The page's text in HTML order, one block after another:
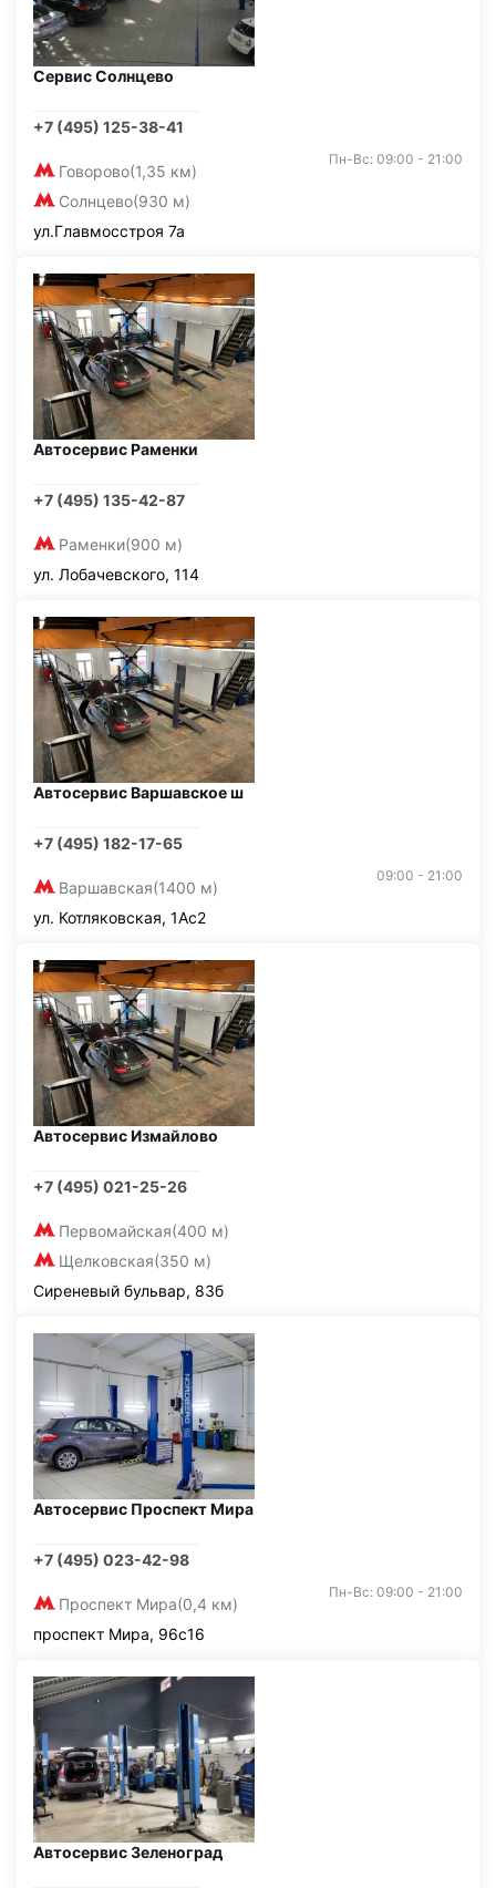
Сервис Солнцево
+7 (495) 125-38-41
Говорово(1,35 км)
Солнцево(930 м)
Пн-Вс: 09:00 - 21:00
ул.Главмосстроя 7а
Автосервис Раменки
+7 (495) 135-42-87
Раменки(900 м)
ул. Лобачевского, 114
Автосервис Варшавское ш
+7 (495) 182-17-65
Варшавская(1400 м)
09:00 - 21:00
ул. Котляковская, 1Ас2
Автосервис Измайлово
+7 (495) 021-25-26
Первомайская(400 м)
Щелковская(350 м)
Сиреневый бульвар, 83б
Автосервис Проспект Мира
+7 (495) 023-42-98
Проспект Мира(0,4 км)
Пн-Вс: 09:00 - 21:00
проспект Мира, 96с16
Автосервис Зеленоград